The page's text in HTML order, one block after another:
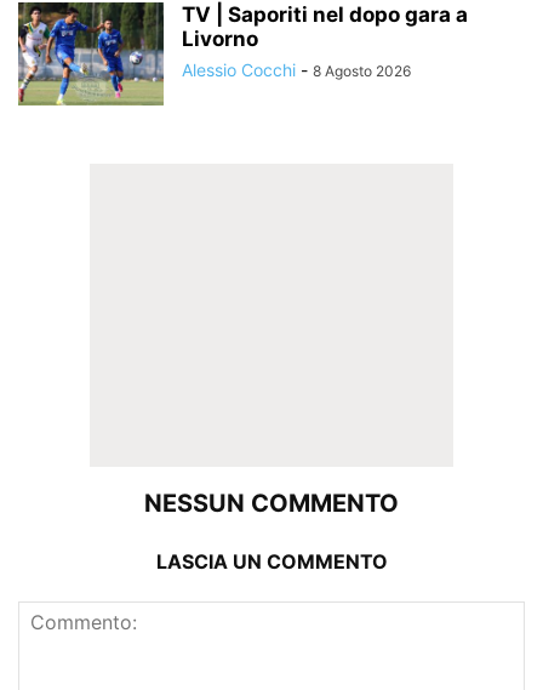
TV | Saporiti nel dopo gara a
Livorno
Alessio Cocchi - 8 Agosto 2026
NESSUN COMMENTO
LASCIA UN COMMENTO